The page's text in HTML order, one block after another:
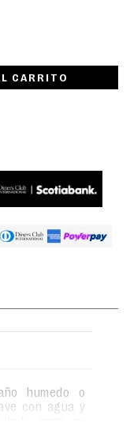
CARRITO
humedo o
con agua y